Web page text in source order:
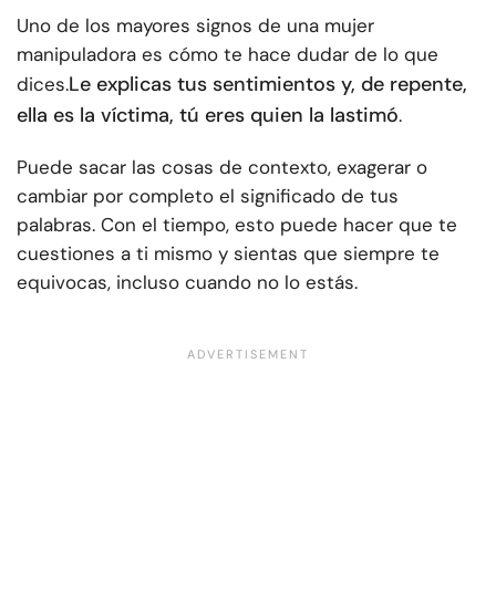
Uno de los mayores signos de una mujer
manipuladora es cómo te hace dudar de lo que
dices.Le explicas tus sentimientos y, de repente,
ella es la víctima, tú eres quien la lastimó.
Puede sacar las cosas de contexto, exagerar o
cambiar por completo el significado de tus
palabras. Con el tiempo, esto puede hacer que te
cuestiones a ti mismo y sientas que siempre te
equivocas, incluso cuando no lo estás.